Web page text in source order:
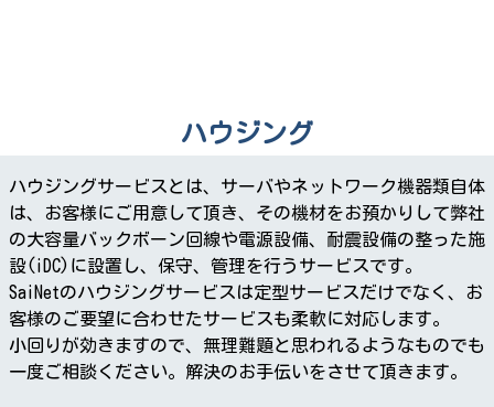
ハウジング
ハウジングサービスとは、サーバやネットワーク機器類自体
は、お客様にご用意して頂き、その機材をお預かりして弊社
の大容量バックボーン回線や電源設備、耐震設備の整った施
設(iDC)に設置し、保守、管理を行うサービスです。
SaiNetのハウジングサービスは定型サービスだけでなく、お
客様のご要望に合わせたサービスも柔軟に対応します。
小回りが効きますので、無理難題と思われるようなものでも
一度ご相談ください。解決のお手伝いをさせて頂きます。